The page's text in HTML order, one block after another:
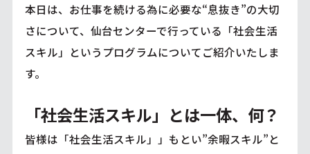
本日は、お仕事を続ける為に必要な“息抜き”の大切
さについて、仙台センターで行っている「社会生活
スキル」というプログラムについてご紹介いたしま
す。
「社会生活スキル」とは一体、何？
皆様は「社会生活スキル」」もとい”余暇スキル”と